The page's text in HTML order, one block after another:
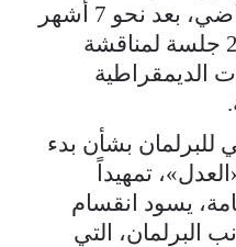
في 18 فبراير (شباط) الماضي، بعد نحو 7 أشهر
من العمل عقدت خلالها 20 جلسة لمناقشة
الديمقراطية
بشأن بدء
تمهيداً
يسود انقسام
البرلمان، التي